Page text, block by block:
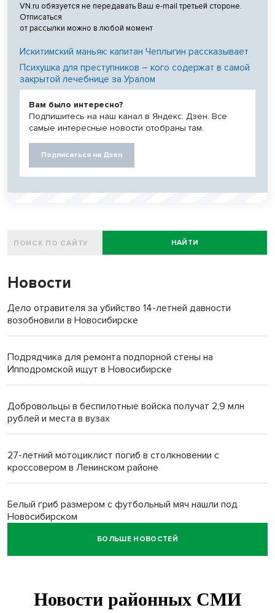
VN.ru обязуется не передавать Ваш e-mail третьей стороне.
Отписаться
от рассылки можно в любой момент
Искитимский маньяк: капитан Чеплыгин рассказывает
Психушка для преступников – кого содержат в самой
закрытой лечебнице за Уралом
Вам было интересно?
Подпишитесь на наш канал в Яндекс. Дзен. Все
самые интересные новости отобраны там.
Подписаться на Дзен
НАЙТИ
Новости
Дело отравителя за убийство 14-летней давности
возобновили в Новосибирске
Подрядчика для ремонта подпорной стены на
Ипподромской ищут в Новосибирске
Добровольцы в беспилотные войска получат 2,9 млн
рублей и места в вузах
27-летний мотоциклист погиб в столкновении с
кроссовером в Ленинском районе
Белый гриб размером с футбольный мяч нашли под
Новосибирском
БОЛЬШЕ НОВОСТЕЙ